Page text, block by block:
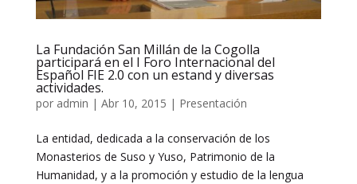
La Fundación San Millán de la Cogolla
participará en el I Foro Internacional del
Español FIE 2.0 con un estand y diversas
actividades.
por admin | Abr 10, 2015 | Presentación
La entidad, dedicada a la conservación de los
Monasterios de Suso y Yuso, Patrimonio de la
Humanidad, y a la promoción y estudio de la lengua